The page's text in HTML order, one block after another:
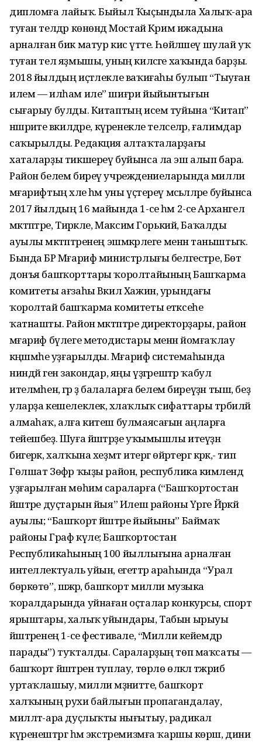
дипломға лайыҡ. Быйыл Ҡыҫындыла Халыҡ-ара
туған телдәр көнөндә Мостай Кәрим ижадына
арналған бик матур кисә үтте. Һөйләшеү шулай уҡ
туған тел яҙмышы, уның киләсәге хаҡында барҙы.
2018 йылдың иҫтәлекле ваҡиғаһы булып “Тыуған
илем — илһам иле” шиғри йыйынтығын
сығарыу булды. Китаптың исем туйына “Китап”
нәшриәте вәкилдәре, күренекле телселәр, ғалимдар
саҡырылды. Редакция алтаҡталарҙағы
хаталарҙы тикшереү буйынса ла эш алып бара.
Район белем биреү учреждениеларында милли
мәғарифтың хәле һәм уны үҫтереү мәсьәләләре буйынса
2017 йылдың 16 майында 1-се һәм 2-се Архангел
мәктәптәре, Тирәкле, Максим Горький, Баҡалды
ауылы мәктәптәренең эшмәкәрлеге менән таныштыҡ.
Бында БР Мәғариф министрлығы белгестәре, Бөтә
донъя башҡорттары ҡоролтайының Башҡарма
комитеты ағзаһы Вәкил Хажин, урындағы
ҡоролтай башҡарма комитеты етәксеһе
ҡатнашты. Район мәктәптәре директорҙары, район
мәғариф бүлеге методистары менән йомғаҡлау
кәңәшмәһе уҙғарылды. Мәғариф системаһында
ниндәй генә закондар, яңы үҙгәрештәр ҡабул
ителмәһен, әгәр ҙә балаларға белем биреүҙән тыш, беҙ
уларҙа кешелеклек, әхлаҡлыҡ сифаттары тәрбиәләй
алмаһаҡ, алға китеш булмаясағын аңларға
тейешбеҙ. Шуға йәштәрҙе уҡымышлы итеүҙән
бигерәк, халҡына хеҙмәт итергә өйрәтергә кәрәк,- тип
Гөлшат Зөфәр ҡыҙы район, республика кимәлендә
уҙғарылған мөһим сараларға (“Башҡортостан
йәштәре дуҫтарын йыя” Илеш районы Үрге Йәркәй
ауылы; “Башҡорт йәштәре йыйыны” Баймаҡ
районы Граф күле; Башҡортостан
Республикаһының 100 йыллығына арналған
интеллектуаль уйын, егеттәр араһында “Урал
бөркөтө”, шәжәрә, башҡорт милли музыка
ҡоралдарында уйнаған оҫталар конкурсы, спорт
ярыштары, халыҡ уйындары, Табын ырыуы
йәштәренең 1-се фестивале, “Милли кейемдәр
парады”) туҡталды. Сараларҙың төп маҡсаты —
башҡорт йәштәрен туплау, төрлө өлкәлә тәжрибә
уртаҡлашыу, милли мәҙәниәтте, башҡорт
халҡының рухи байлығын пропагандалау,
милләт-ара дуҫлыҡты нығытыу, радикал
күренештәргә һәм экстремизмға ҡаршы көрәш, дини